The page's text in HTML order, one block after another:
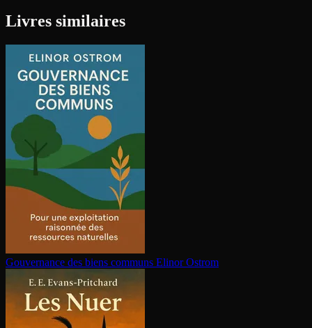
Livres similaires
Gouvernance des biens communs Elinor Ostrom